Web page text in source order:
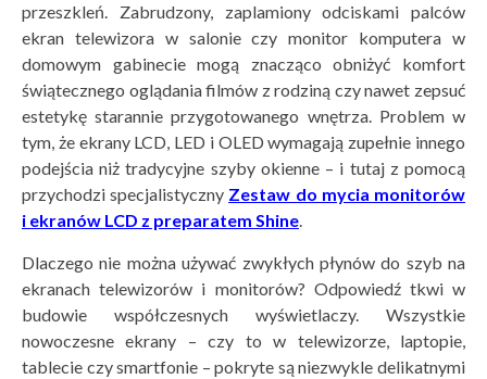
przeszkleń. Zabrudzony, zaplamiony odciskami palców
ekran telewizora w salonie czy monitor komputera w
domowym gabinecie mogą znacząco obniżyć komfort
świątecznego oglądania filmów z rodziną czy nawet zepsuć
estetykę starannie przygotowanego wnętrza. Problem w
tym, że ekrany LCD, LED i OLED wymagają zupełnie innego
podejścia niż tradycyjne szyby okienne – i tutaj z pomocą
przychodzi specjalistyczny Zestaw do mycia monitorów
i ekranów LCD z preparatem Shine.
Dlaczego nie można używać zwykłych płynów do szyb na
ekranach telewizorów i monitorów? Odpowiedź tkwi w
budowie współczesnych wyświetlaczy. Wszystkie
nowoczesne ekrany – czy to w telewizorze, laptopie,
tablecie czy smartfonie – pokryte są niezwykle delikatnymi